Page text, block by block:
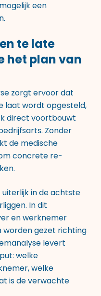
een
te late
het plan van
zorgt ervoor dat
laat wordt opgesteld,
direct voortbouwt
Zonder
de medische
concrete re-
in de achtste
In dit
en werknemer
worden gezet richting
levert
welke
welke
is de verwachte